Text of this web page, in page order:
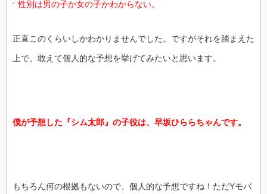
性別は男の子か女の子かわからない。
正直このくらいしかわかりませんでした。ですがそれを踏まえた
上で、敢えて個人的な予想を挙げてみたいと思います。
僕が予想した『シム太郎』の子役は、早坂ひららちゃんです。
もちろん何の根拠もないので、個人的な予想ですね！ただYモバ